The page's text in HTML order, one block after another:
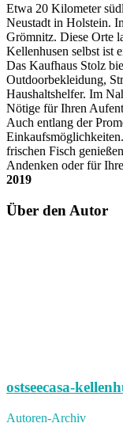
Etwa 20 Kilometer
Neustadt in Holstein.
Grömnitz. Diese Orte
Kellenhusen selbst ist
Das Kaufhaus Stolz
Outdoorbekleidung,
Haushaltshelfer. Im
Nötige für Ihren
Auch entlang der
frischen Fisch
Andenken oder für
2019
Über den Autor
ostseecasa-
Autoren-Archiv